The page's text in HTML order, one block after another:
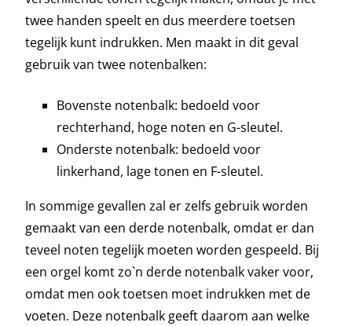
twee handen speelt en dus meerdere toetsen
tegelijk kunt indrukken. Men maakt in dit geval
gebruik van twee notenbalken:
Bovenste notenbalk: bedoeld voor
rechterhand, hoge noten en G-sleutel.
Onderste notenbalk: bedoeld voor
linkerhand, lage tonen en F-sleutel.
In sommige gevallen zal er zelfs gebruik worden
gemaakt van een derde notenbalk, omdat er dan
teveel noten tegelijk moeten worden gespeeld. Bij
een orgel komt zo`n derde notenbalk vaker voor,
omdat men ook toetsen moet indrukken met de
voeten. Deze notenbalk geeft daarom aan welke